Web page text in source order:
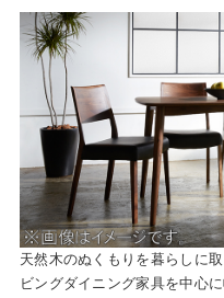
天然木のぬくもりを暮らしに
ビングダイニング家具を中心